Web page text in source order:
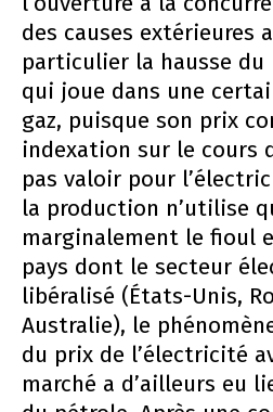
des causes extérieures
particulier la hausse
qui joue dans une
gaz, puisque son prix
indexation sur le cours
pas valoir pour
la production n’utilise
marginalement le fioul
pays dont le secteur
libéralisé (États-Unis,
Australie), le
du prix de l’électricité
marché a d’ailleurs eu